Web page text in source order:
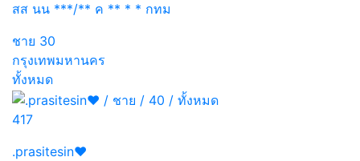
สส นน ***/** ค ** * * กทม
ชาย 30
กรุงเทพมหานคร
ทั้งหมด
417
.prasitesin❤️